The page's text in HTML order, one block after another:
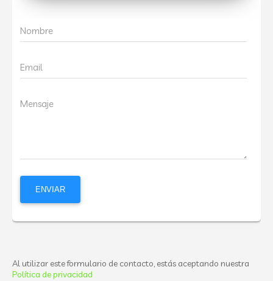
Nombre
Email
Mensaje
Al utilizar este formulario de contacto, estás aceptando nuestra
Política de privacidad